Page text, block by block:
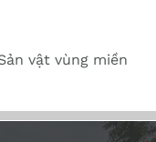
vật vùng miền